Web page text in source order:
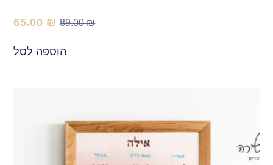
89.00₪
65.00 ₪
הוספה לסל